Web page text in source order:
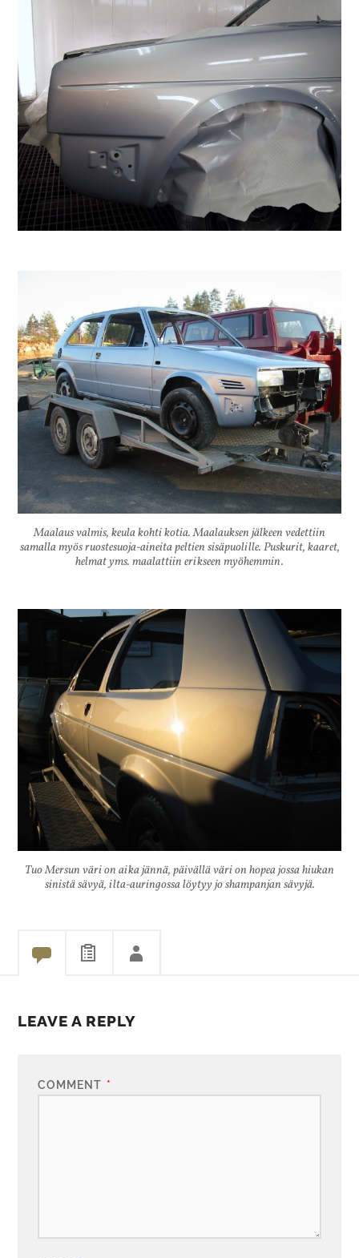
Maalaus valmis, keula kohti kotia. Maalauksen jälkeen vedettiin
samalla myös ruostesuoja-aineita peltien sisäpuolille. Puskurit, kaaret,
helmat yms. maalattiin erikseen myöhemmin.
Tuo Mersun väri on aika jännä, päivällä väri on hopea jossa hiukan
sinistä sävyä, ilta-auringossa löytyy jo shampanjan sävyjä.
LEAVE A REPLY
COMMENT *